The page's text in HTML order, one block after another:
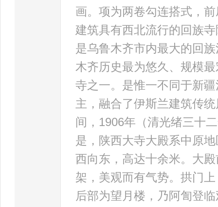
画。项为两卷勾连搭式，
建筑具有西北流行的回族
是乌鲁木齐市内最大的回
木齐历史最为悠久、规模
寺之一。是惟一不同于新
主，融合了伊斯兰建筑传
间，1906年（清光绪三十
是，陕西大寺大殿系中原
西向东，高达十余米。大
架，美观而有气势。拱门
后部为望月楼，乃阿訇登